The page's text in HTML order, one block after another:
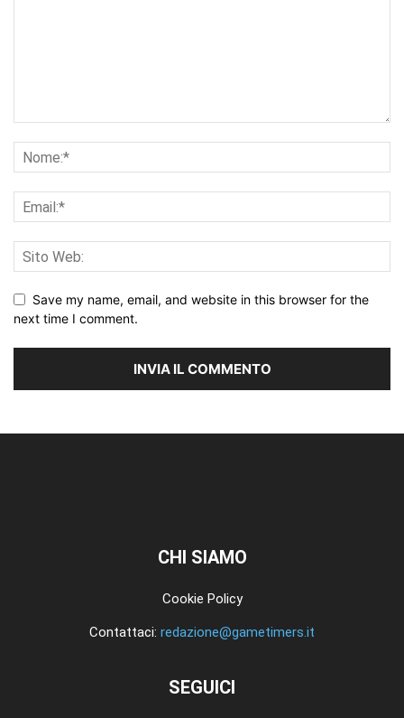
Save my name, email, and website in this browser for the
next time I comment.
CHI SIAMO
Cookie Policy
Contattaci: redazione@gametimers.it
SEGUICI